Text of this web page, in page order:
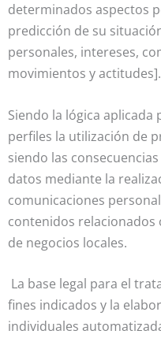
determinados aspectos
predicción de su
personales, intereses,
movimientos y actitudes].
Siendo la lógica
perfiles la utilización de
siendo las
datos mediante la
comunicaciones
contenidos relacionados
de negocios locales.
La base legal para el
fines indicados y la
individuales